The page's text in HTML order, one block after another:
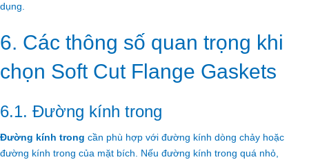
dụng.
6. Các thông số quan trọng khi
chọn Soft Cut Flange Gaskets
6.1. Đường kính trong
Đường kính trong cần phù hợp với đường kính dòng chảy hoặc
đường kính trong của mặt bích. Nếu đường kính trong quá nhỏ,